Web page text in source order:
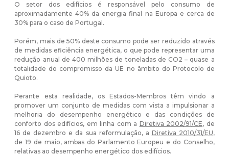
O setor dos edifícios é responsável pelo consumo de
aproximadamente 40% da energia final na Europa e cerca de
30% para o caso de Portugal.
Porém, mais de 50% deste consumo pode ser reduzido através
de medidas eficiência energética, o que pode representar uma
redução anual de 400 milhões de toneladas de CO2 – quase a
totalidade do compromisso da UE no âmbito do Protocolo de
Quioto.
Perante esta realidade, os Estados-Membros têm vindo a
promover um conjunto de medidas com vista a impulsionar a
melhoria do desempenho energético e das condições de
conforto dos edifícios, em linha com a Diretiva 2002/91/CE, de
16 de dezembro e da sua reformulação, a Diretiva 2010/31/EU,
de 19 de maio, ambas do Parlamento Europeu e do Conselho,
relativas ao desempenho energético dos edifícios.